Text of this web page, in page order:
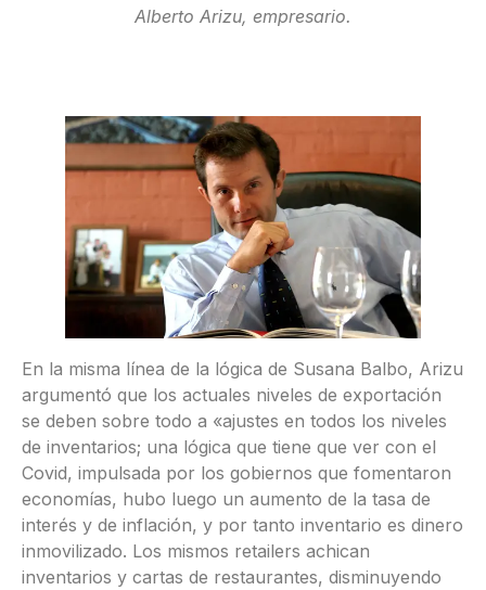
Alberto Arizu, empresario.
En la misma línea de la lógica de Susana Balbo, Arizu
argumentó que los actuales niveles de exportación
se deben sobre todo a «ajustes en todos los niveles
de inventarios; una lógica que tiene que ver con el
Covid, impulsada por los gobiernos que fomentaron
economías, hubo luego un aumento de la tasa de
interés y de inflación, y por tanto inventario es dinero
inmovilizado. Los mismos retailers achican
inventarios y cartas de restaurantes, disminuyendo